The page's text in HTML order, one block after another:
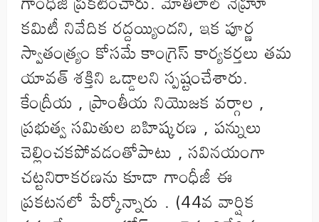
కమిటీ నివేదిక రద్దయ్యిందని, ఇక పూర్ణ
స్వాతంత్ర్యం కోసమే కాంగ్రెస్ కార్యకర్తలు తమ
యావత్ శక్తిని ఒడ్డాలని స్పష్టంచేశారు.
కేంద్రీయ , ప్రాంతీయ నియొజక వర్గాల ,
ప్రభుత్వ సమితుల బహిష్కరణ , పన్నులు
చెల్లించకపోవడంతోపాటు , సవినయంగా
చట్టనిరాకరణను కూడా గాంధీజీ ఈ
ప్రకటనలో పేర్కోన్నారు . (44వ వార్షిక